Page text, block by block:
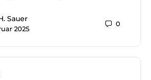
Sauer
2025
0